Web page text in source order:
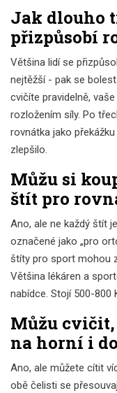
Jak dlouho
přizpůsobí
Většina lidí se
nejtěžší - pak se
cvičíte pravidelně,
rozložením síly. Po
rovnátka jako
zlepšilo.
Můžu si
štít pro
Ano, ale ne každý štít
označené jako „pro
štíty pro sport mohou
Většina lékáren a
nabídce. Stojí 500-800
Můžu
na horní i
Ano, ale můžete cítit
obě čelisti se